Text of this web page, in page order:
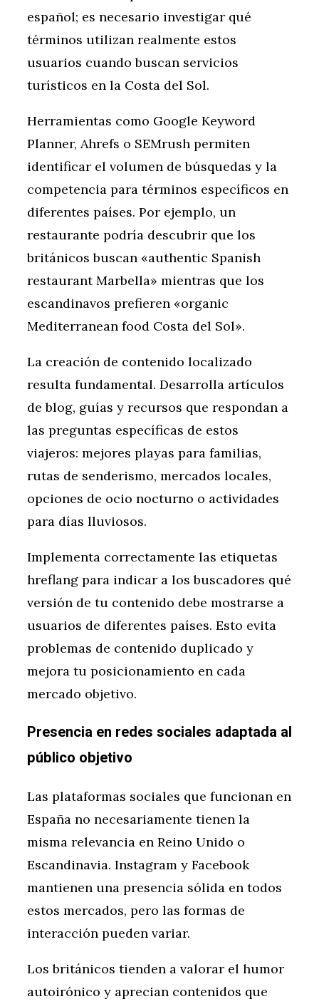
español; es necesario investigar qué
términos utilizan realmente estos
usuarios cuando buscan servicios
turísticos en la Costa del Sol.
Herramientas como Google Keyword
Planner, Ahrefs o SEMrush permiten
identificar el volumen de búsquedas y la
competencia para términos específicos en
diferentes países. Por ejemplo, un
restaurante podría descubrir que los
británicos buscan «authentic Spanish
restaurant Marbella» mientras que los
escandinavos prefieren «organic
Mediterranean food Costa del Sol».
La creación de contenido localizado
resulta fundamental. Desarrolla artículos
de blog, guías y recursos que respondan a
las preguntas específicas de estos
viajeros: mejores playas para familias,
rutas de senderismo, mercados locales,
opciones de ocio nocturno o actividades
para días lluviosos.
Implementa correctamente las etiquetas
hreflang para indicar a los buscadores qué
versión de tu contenido debe mostrarse a
usuarios de diferentes países. Esto evita
problemas de contenido duplicado y
mejora tu posicionamiento en cada
mercado objetivo.
Presencia en redes sociales adaptada al
público objetivo
Las plataformas sociales que funcionan en
España no necesariamente tienen la
misma relevancia en Reino Unido o
Escandinavia. Instagram y Facebook
mantienen una presencia sólida en todos
estos mercados, pero las formas de
interacción pueden variar.
Los británicos tienden a valorar el humor
autoirónico y aprecian contenidos que